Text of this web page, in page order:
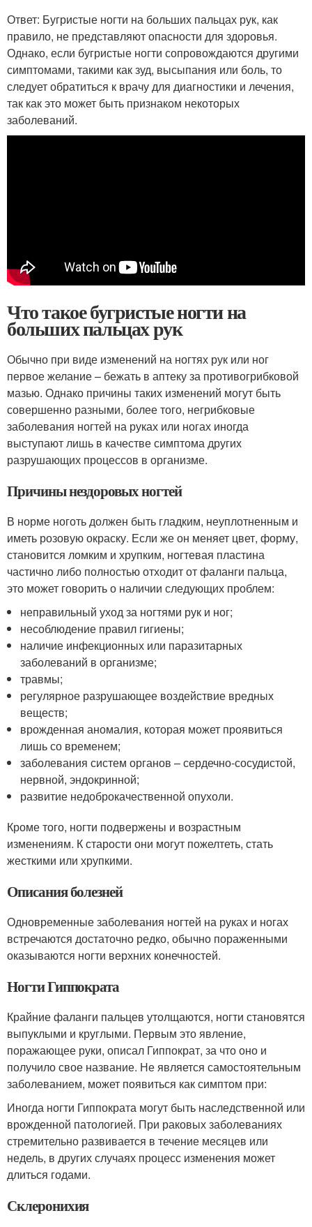
Ответ: Бугристые ногти на больших пальцах рук, как
правило, не представляют опасности для здоровья.
Однако, если бугристые ногти сопровождаются другими
симптомами, такими как зуд, высыпания или боль, то
следует обратиться к врачу для диагностики и лечения,
так как это может быть признаком некоторых
заболеваний.
Что такое бугристые ногти на
больших пальцах рук
Обычно при виде изменений на ногтях рук или ног
первое желание – бежать в аптеку за противогрибковой
мазью. Однако причины таких изменений могут быть
совершенно разными, более того, негрибковые
заболевания ногтей на руках или ногах иногда
выступают лишь в качестве симптома других
разрушающих процессов в организме.
Причины нездоровых ногтей
В норме ноготь должен быть гладким, неуплотненным и
иметь розовую окраску. Если же он меняет цвет, форму,
становится ломким и хрупким, ногтевая пластина
частично либо полностью отходит от фаланги пальца,
это может говорить о наличии следующих проблем:
неправильный уход за ногтями рук и ног;
несоблюдение правил гигиены;
наличие инфекционных или паразитарных
заболеваний в организме;
травмы;
регулярное разрушающее воздействие вредных
веществ;
врожденная аномалия, которая может проявиться
лишь со временем;
заболевания систем органов – сердечно-сосудистой,
нервной, эндокринной;
развитие недоброкачественной опухоли.
Кроме того, ногти подвержены и возрастным
изменениям. К старости они могут пожелтеть, стать
жесткими или хрупкими.
Описания болезней
Одновременные заболевания ногтей на руках и ногах
встречаются достаточно редко, обычно пораженными
оказываются ногти верхних конечностей.
Ногти Гиппократа
Крайние фаланги пальцев утолщаются, ногти становятся
выпуклыми и круглыми. Первым это явление,
поражающее руки, описал Гиппократ, за что оно и
получило свое название. Не является самостоятельным
заболеванием, может появиться как симптом при:
Иногда ногти Гиппократа могут быть наследственной или
врожденной патологией. При раковых заболеваниях
стремительно развивается в течение месяцев или
недель, в других случаях процесс изменения может
длиться годами.
Склеронихия